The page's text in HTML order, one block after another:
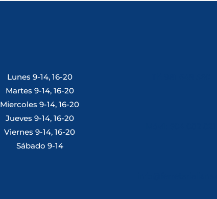
Lunes 9-14, 16-20
Martes 9-14, 16-20
Miercoles 9-14, 16-20
Jueves 9-14, 16-20
Viernes 9-14, 16-20
Sábado 9-14